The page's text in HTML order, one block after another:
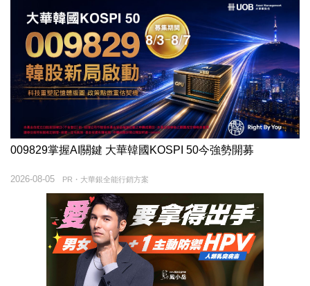
009829掌握AI關鍵 大華韓國KOSPI 50今強勢開募
PR・大華銀全能行銷方案
2026-08-05